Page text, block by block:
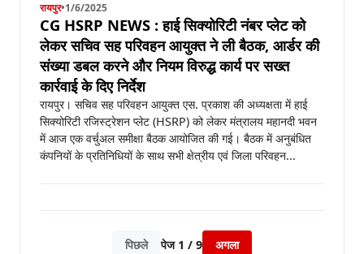
रायपुर•1/6/2025
CG HSRP NEWS : हाई सिक्योरिटी नंबर प्लेट को
लेकर सचिव सह परिवहन आयुक्त ने ली बैठक, आर्डर की
संख्या डबल करने और नियम विरुद्ध कार्य पर सख्त
कार्रवाई के दिए निर्देश
रायपुर। सचिव सह परिवहन आयुक्त एस. प्रकाश की अध्यक्षता में हाई
सिक्योरिटी रजिस्ट्रेशन प्लेट (HSRP) को लेकर मंत्रालय महानदी भवन
में आज एक वर्चुअल समीक्षा बैठक आयोजित की गई। बैठक में अनुबंधित
कंपनियों के प्रतिनिधियों के साथ सभी क्षेत्रीय एवं जिला परिवहन...
पिछले पेज 1 / 9 अगला